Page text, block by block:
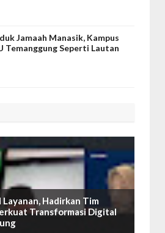
Jamaah Manasik, Kampus
Temanggung Seperti Lautan
Layanan, Hadirkan Tim
Transformasi Digital